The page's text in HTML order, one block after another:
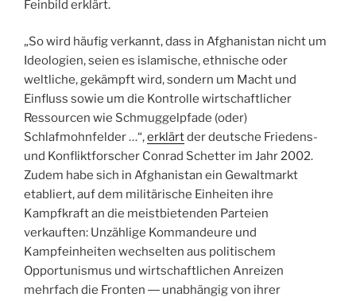
Feinbild erklärt.
„So wird häufig verkannt, dass in Afghanistan nicht um
Ideologien, seien es islamische, ethnische oder
weltliche, gekämpft wird, sondern um Macht und
Einfluss sowie um die Kontrolle wirtschaftlicher
Ressourcen wie Schmuggelpfade (oder)
Schlafmohnfelder …“,erklärtder deutsche Friedens-
und Konfliktforscher Conrad Schetter im Jahr 2002.
Zudem habe sich in Afghanistan ein Gewaltmarkt
etabliert, auf dem militärische Einheiten ihre
Kampfkraft an die meistbietenden Parteien
verkauften: Unzählige Kommandeure und
Kampfeinheiten wechselten aus politischem
Opportunismus und wirtschaftlichen Anreizen
mehrfach die Fronten ― unabhängig von ihrer